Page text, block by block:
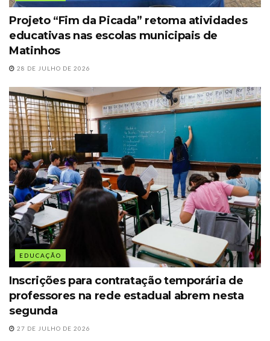
Projeto “Fim da Picada” retoma atividades
educativas nas escolas municipais de
Matinhos
28 DE JULHO DE 2026
EDUCAÇÃO
Inscrições para contratação temporária de
professores na rede estadual abrem nesta
segunda
27 DE JULHO DE 2026